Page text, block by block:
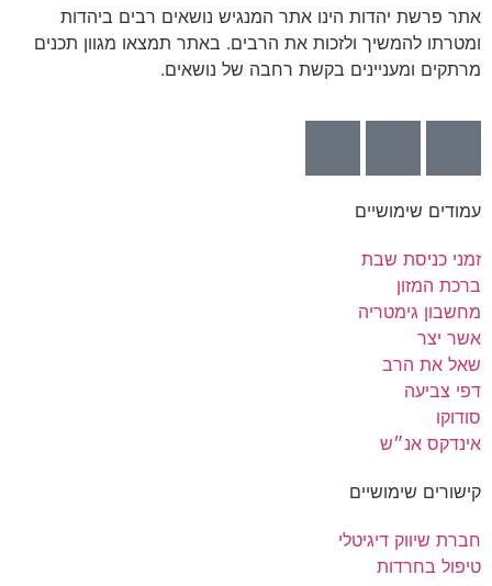
אתר פרשת יהדות הינו אתר המנגיש נושאים רבים ביהדות
ומטרתו להמשיך ולזכות את הרבים. באתר תמצאו מגוון תכנים
מרתקים ומעניינים בקשת רחבה של נושאים.
עמודים שימושיים
זמני כניסת שבת
ברכת המזון
מחשבון גימטריה
אשר יצר
שאל את הרב
דפי צביעה
סודוקו
אינדקס אנ״ש
קישורים שימושיים
חברת שיווק דיגיטלי
טיפול בחרדות